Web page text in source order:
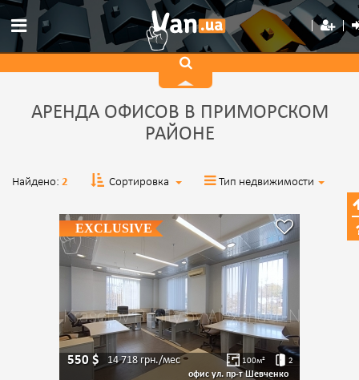
АРЕНДА ОФИСОВ В ПРИМОРСКОМ
РАЙОНЕ
Найдено: 2 Сортировка Тип недвижимости
EXCLUSIVE
550 $ 14 718 грн./мес 100м² 2
офис ул. пр-т Шевченко